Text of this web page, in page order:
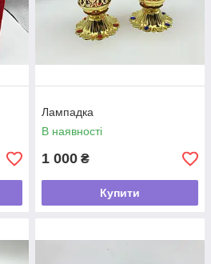
Лампадка
В наявності
1 000 ₴
Купити